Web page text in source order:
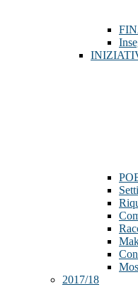
2017/18